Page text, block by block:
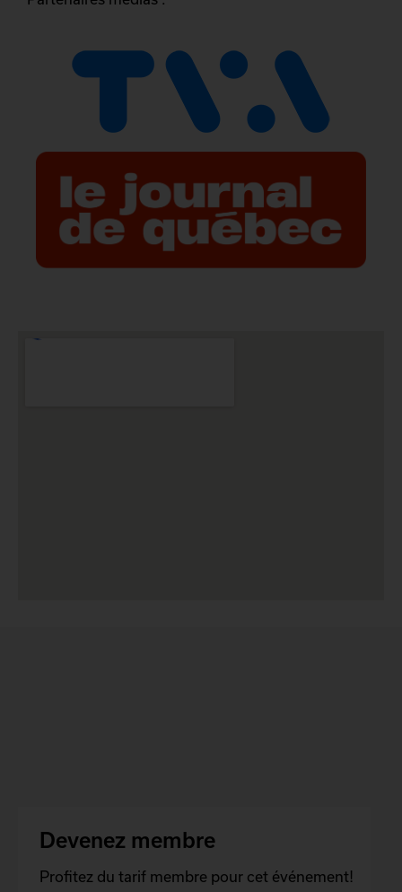
Devenez membre
Profitez du tarif membre pour cet événement!